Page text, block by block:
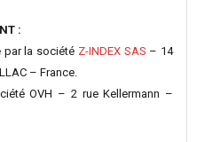
:
par la société Z-INDEX SAS – 14
– France.
OVH – 2 rue Kellermann –